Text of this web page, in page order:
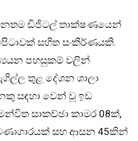
ඩිජිටල් තාක්ෂණයෙන්
සහිත සංකීර්ණයකි.
පහසුකම් වලින්
තුළ දේශන ශාලා
සඳහා වෙන් වූ ඉඩ
සාකච්ඡා කාමර 08ක්,
සහ ආසන 45කින්